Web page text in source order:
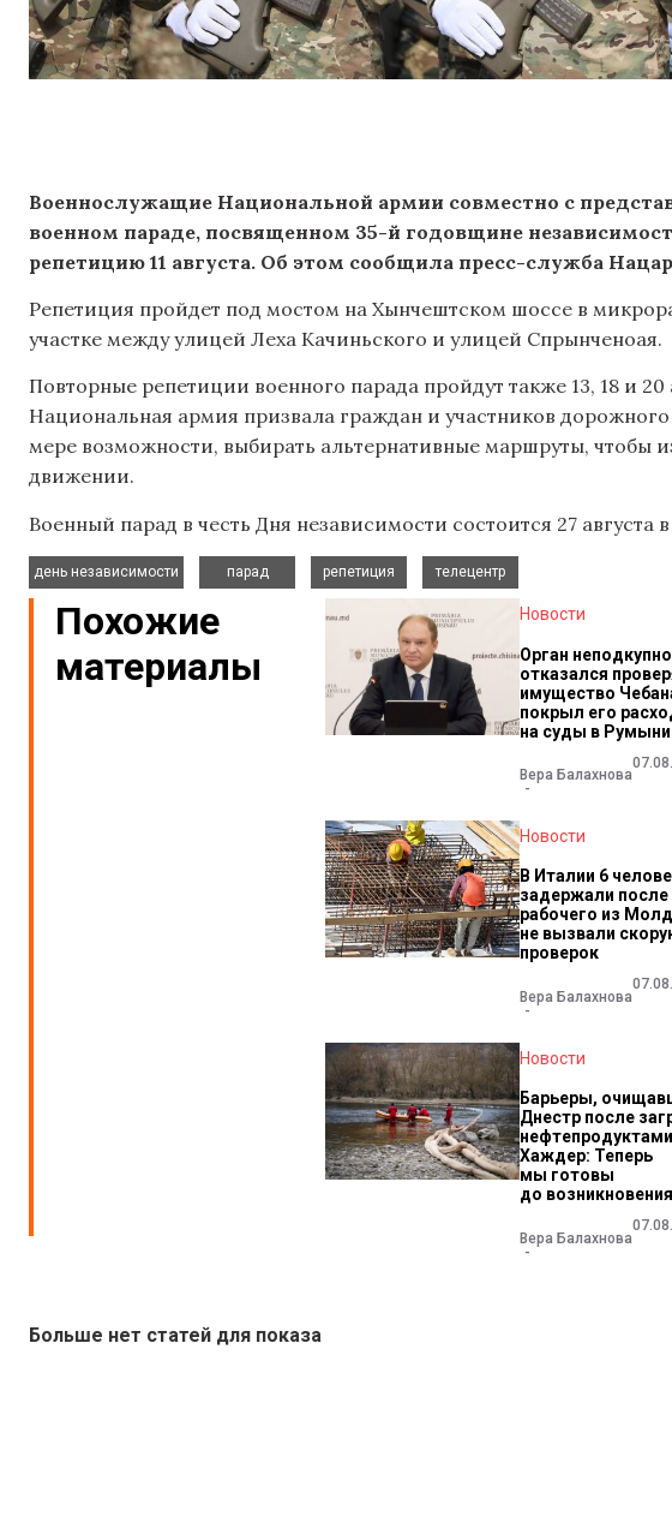
Военнослужащие Национальной армии совместно с
военном параде, посвященном 35-й годовщине
репетицию 11 августа. Об этом сообщила пресс-служба
Репетиция пройдет под мостом на Хынчештском шоссе в
участке между улицей Леха Качиньского и улицей Спрынченоая.
Повторные репетиции военного парада пройдут также 13, 18 и 20
Национальная армия призвала граждан и участников
мере возможности, выбирать альтернативные маршруты, чтобы
движении.
Военный парад в честь Дня независимости состоится 27 августа
день независимости
парад
репетиция
телецентр
Похожие
материалы
Новости
Орган
отказался
имущество
покрыл его
на суды в
Вера Балахнова
Новости
В Италии 6
задержали
рабочего из
не вызвали
проверок
Вера Балахнова
Новости
Барьеры,
Днестр после
Хаждер: Теперь
мы готовы
до
Вера Балахнова
Больше нет статей для показа